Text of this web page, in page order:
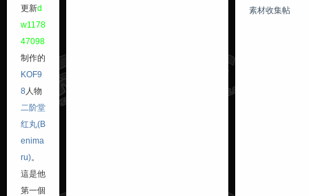
更新d
w1178
47098
制作的
KOF9
8 人物
二阶堂
红丸(B
enima
ru)。
這是他
第一個
素材收集帖